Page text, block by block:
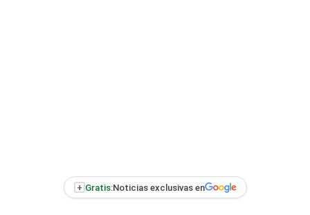
+ Gratis:Noticias exclusivas en